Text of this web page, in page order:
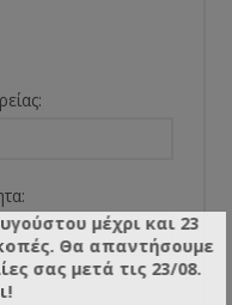
μέχρι και 23
Θα απαντήσουμε
σας μετά τις 23/08.